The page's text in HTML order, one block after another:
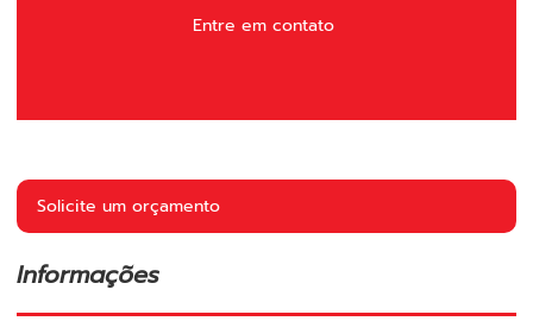
Entre em contato
Solicite um orçamento
Informações